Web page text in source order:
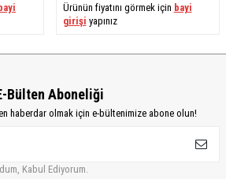
Ürünün fiyatını görmek için bayi
girişi yapınız
Bülten Aboneliği
haberdar olmak için e-bültenimize abone olun!
Kabul Ediyorum.